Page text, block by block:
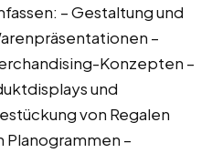
– Gestaltung und
–
Konzepten –
und
von Regalen
Planogrammen –